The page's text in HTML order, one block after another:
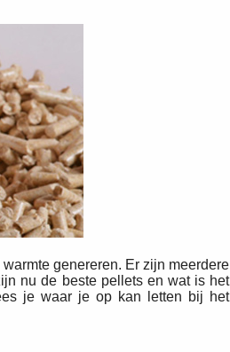
genereren. Er zijn meerdere
nu de beste pellets en wat is het
je waar je op kan letten bij het